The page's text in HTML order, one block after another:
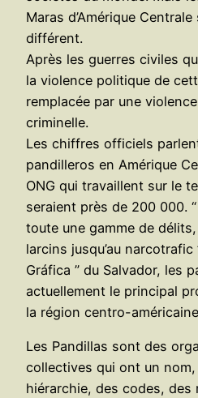
Maras d’Amérique
différent.
Après les guerres civiles
la violence politique de
remplacée par une
criminelle.
Les chiffres officiels
pandilleros en Amérique
ONG qui travaillent sur le
seraient près de 200 000.
toute une gamme de
larcins jusqu’au narcotrafic
Gráfica ” du Salvador, les
actuellement le principal
la région centro-américaine
Les Pandillas sont des
collectives qui ont un
hiérarchie, des codes, des